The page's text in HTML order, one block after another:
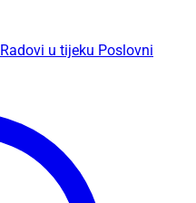
Radovi u tijeku Poslovni